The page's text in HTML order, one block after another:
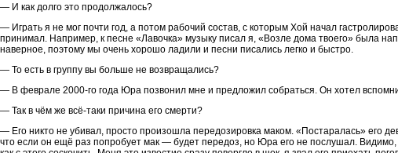
— И как долго это продолжалось?
— Играть я не мог почти год, а потом рабочий состав, с которым Хой начал
принимал. Например, к песне «Лавочка» музыку писал я, «Возле дома твоего» была
наверное, поэтому мы очень хорошо ладили и песни писались легко и быстро.
— То есть в группу вы больше не возвращались?
— В феврале 2000-го года Юра позвонил мне и предложил собраться. Он хотел
— Так в чём же всё-таки причина его смерти?
— Его никто не убивал, просто произошла передозировка маком. «Постаралась» его
что если он ещё раз попробует мак — будет передоз, но Юра его не послушал. Видимо,